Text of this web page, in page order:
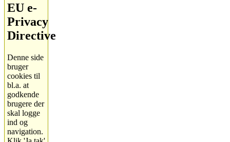
EU e-
Privacy
Directive
Denne side
bruger
cookies til
bl.a. at
godkende
brugere der
skal logge
ind og
navigation.